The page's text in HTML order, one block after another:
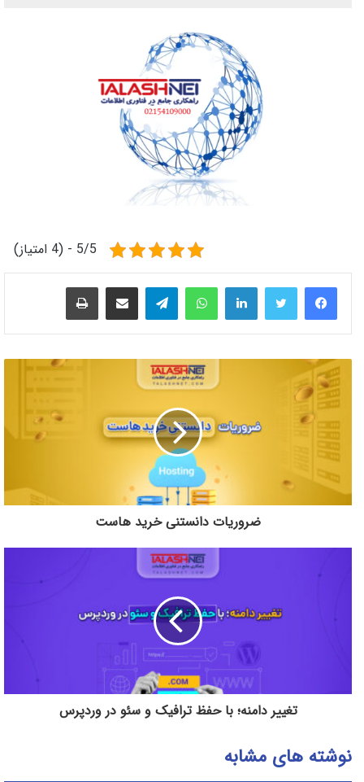
5/5 - (4 امتیاز)
لینکدینواتس آپ تلگرام اشتراک گذاری از طریق ایمیل چاپ
ضروریات دانستنی خرید هاست
تغییر دامنه؛ با حفظ ترافیک و سئو در وردپرس
نوشته های مشابه